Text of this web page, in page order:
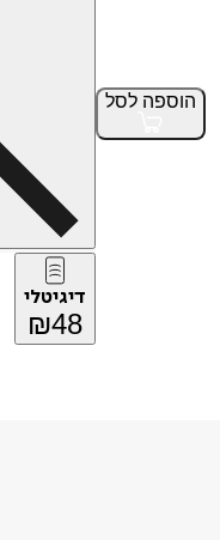
הוספה לסל
דיגיטלי
₪48